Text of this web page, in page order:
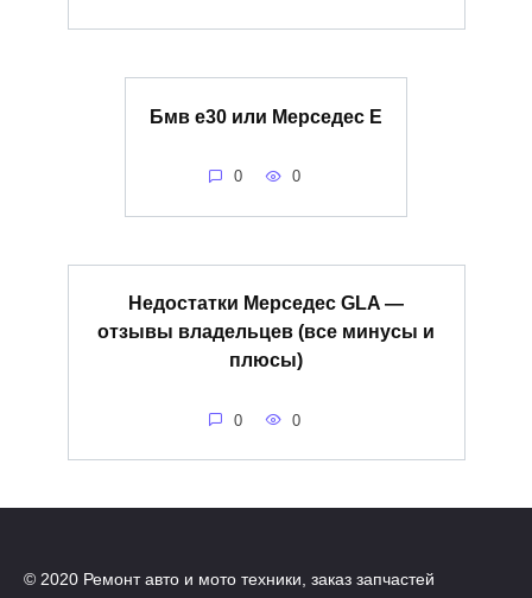
Бмв е30 или Мерседес Е
0 0
Недостатки Мерседес GLA —
отзывы владельцев (все минусы и
плюсы)
0 0
© 2020 Ремонт авто и мото техники, заказ запчастей